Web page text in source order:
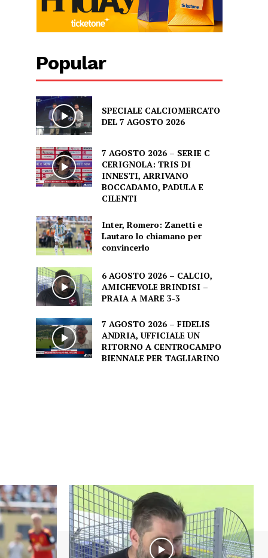
Popular
SPECIALE CALCIOMERCATO
DEL 7 AGOSTO 2026
7 AGOSTO 2026 – SERIE C
CERIGNOLA: TRIS DI
INNESTI, ARRIVANO
BOCCADAMO, PADULA E
CILENTI
Inter, Romero: Zanetti e
Lautaro lo chiamano per
convincerlo
6 AGOSTO 2026 – CALCIO,
AMICHEVOLE BRINDISI –
PRAIA A MARE 3-3
7 AGOSTO 2026 – FIDELIS
ANDRIA, UFFICIALE UN
RITORNO A CENTROCAMPO
BIENNALE PER TAGLIARINO